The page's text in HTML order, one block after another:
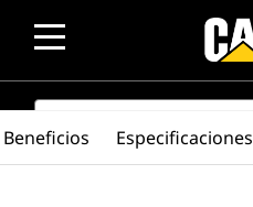
SEARCH
Beneficios Especificaciones